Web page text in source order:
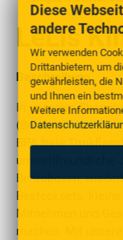
Diese
andere
Wir verwenden
Drittanbietern, um
gewährleisten, die
und Ihnen ein
Weitere
LeLis
Beschreibung
In unserem Shop
(Brotzeit) - im
BPA freie
umweltfreundliche
Bentoboxen,
Bestecksets, kleine
Mitnehmen und
machen. Mit